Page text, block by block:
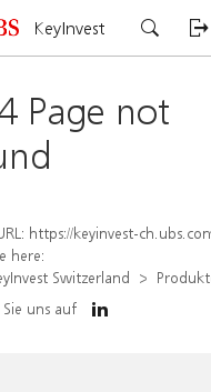
KeyInvest
Page not
https://keyinvest-ch.ubs.com/produkt/detail/index/isin/
here:
Switzerland
uns auf